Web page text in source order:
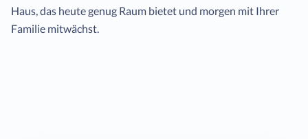
Haus, das heute genug Raum bietet und morgen mit Ihrer
Familie mitwächst.